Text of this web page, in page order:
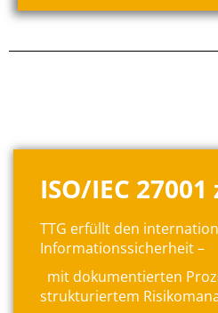
ISO/IEC
TTG erfüllt den
Informationssicherheit –
mit dokumentierten
strukturiertem